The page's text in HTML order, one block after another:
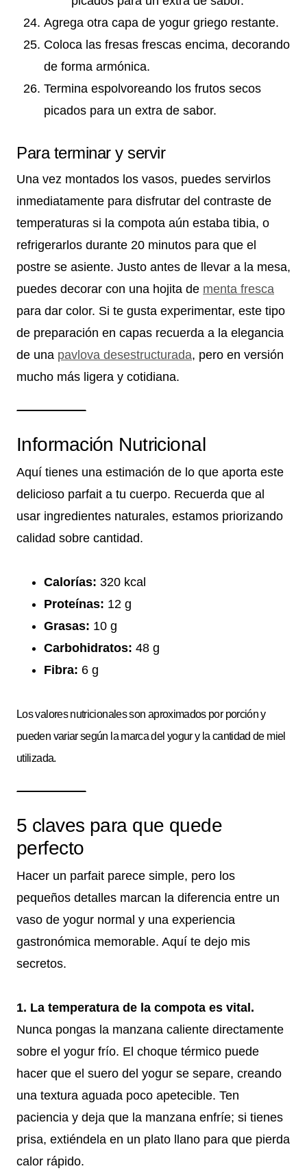
Agrega otra capa de yogur griego restante.
Coloca las fresas frescas encima, decorando
de forma armónica.
Termina espolvoreando los frutos secos
picados para un extra de sabor.
Para terminar y servir
Una vez montados los vasos, puedes servirlos
inmediatamente para disfrutar del contraste de
temperaturas si la compota aún estaba tibia, o
refrigerarlos durante 20 minutos para que el
postre se asiente. Justo antes de llevar a la mesa,
puedes decorar con una hojita de menta fresca
para dar color. Si te gusta experimentar, este tipo
de preparación en capas recuerda a la elegancia
de una pavlova desestructurada, pero en versión
mucho más ligera y cotidiana.
Información Nutricional
Aquí tienes una estimación de lo que aporta este
delicioso parfait a tu cuerpo. Recuerda que al
usar ingredientes naturales, estamos priorizando
calidad sobre cantidad.
Calorías: 320 kcal
Proteínas: 12 g
Grasas: 10 g
Carbohidratos: 48 g
Fibra: 6 g
Los valores nutricionales son aproximados por porción y
pueden variar según la marca del yogur y la cantidad de miel
utilizada.
5 claves para que quede
perfecto
Hacer un parfait parece simple, pero los
pequeños detalles marcan la diferencia entre un
vaso de yogur normal y una experiencia
gastronómica memorable. Aquí te dejo mis
secretos.
1. La temperatura de la compota es vital.
Nunca pongas la manzana caliente directamente
sobre el yogur frío. El choque térmico puede
hacer que el suero del yogur se separe, creando
una textura aguada poco apetecible. Ten
paciencia y deja que la manzana enfríe; si tienes
prisa, extiéndela en un plato llano para que pierda
calor rápido.